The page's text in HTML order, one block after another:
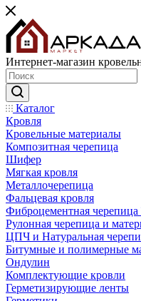
Интернет-магазин
Каталог
Кровля
Кровельные материалы
Композитная черепица
Шифер
Мягкая кровля
Металлочерепица
Фальцевая кровля
Фиброцементная
Рулонная черепица и
ЦПЧ и Натуральная
Битумные и полимерные
Ондулин
Комплектующие кровли
Герметизирующие ленты